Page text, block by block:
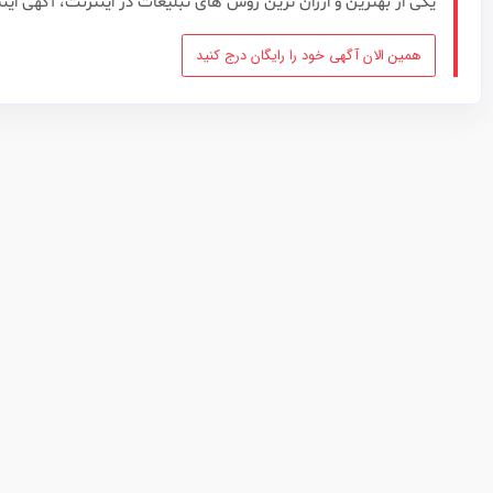
همین الان آگهی خود را رایگان درج کنید